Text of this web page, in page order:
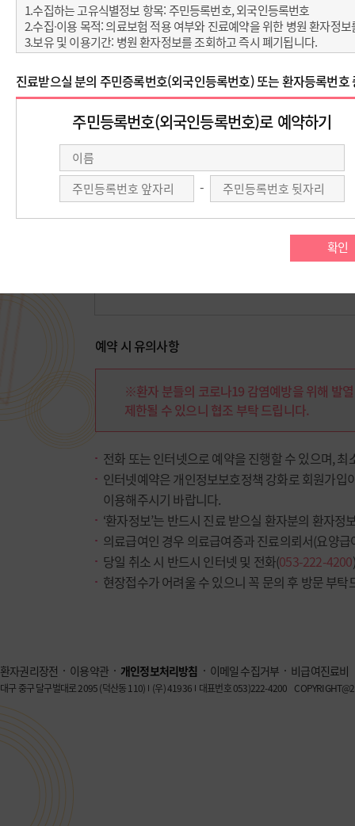
아래 예약 방법 중 원하시는 예약을 선택 해 주세요.
온라인 예약
회원가입을 하지 않아도
온라인 예약이 가능합니다.
비회원예약
예약 시 유의사항
※환자 분들의 코로나19 감염예방을 위해 발
제한될 수 있으니 협조 부탁 드립니다.
전화 또는 인터넷으로 예약을 진행할 수 있으며,
인터넷예약은 개인정보보호정책 강화로 회원가
이용해주시기 바랍니다.
‘환자정보’는 반드시 진료 받으실 환자분의 환자정
의료급여인 경우 의료급여증과 진료의뢰서(요양
당일 취소 시 반드시 인터넷 및 전화(053-222-4200
현장접수가 어려울 수 있으니 꼭 문의 후 방문 부탁
환자권리장전 이용약관 개인정보처리방침 이메일 수집거부 비급여진료비
대구 중구 달구벌대로 2095 (덕산동 110) (우) 41936 대표번호 053)222-4200